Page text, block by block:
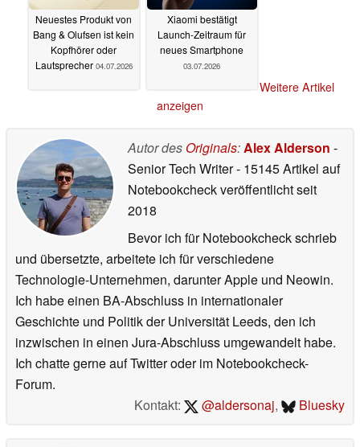
Neuestes Produkt von
Bang & Olufsen ist kein
Kopfhörer oder
Lautsprecher 04.07.2026
Xiaomi bestätigt
Launch-Zeitraum für
neues Smartphone
03.07.2026
Weitere Artikel
anzeigen
Autor des Originals:Alex Alderson -
Senior Tech Writer- 15145 Artikel auf
Notebookcheck veröffentlichtseit
2018
Bevor ich für Notebookcheck schrieb
und übersetzte, arbeitete ich für verschiedene
Technologie-Unternehmen, darunter Apple und Neowin.
Ich habe einen BA-Abschluss in internationaler
Geschichte und Politik der Universität Leeds, den ich
inzwischen in einen Jura-Abschluss umgewandelt habe.
Ich chatte gerne auf Twitter oder im Notebookcheck-
Forum.
Kontakt:
@aldersonaj, Bluesky